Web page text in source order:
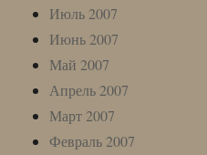
Июль 2007
Июнь 2007
Май 2007
Апрель 2007
Март 2007
Февраль 2007